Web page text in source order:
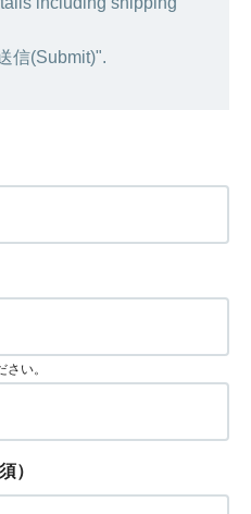
信(Submit)".
い。
）